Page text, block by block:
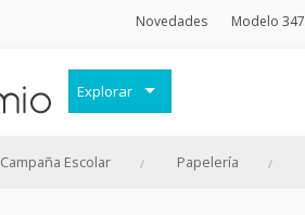
Novedades Modelo 347
Explorar
Frases Originales
Campaña Escolar Papelería